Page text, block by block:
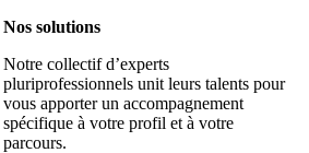
Nos solutions
Notre collectif d’experts
pluriprofessionnels unit leurs talents pour
vous apporter un accompagnement
spécifique à votre profil et à votre
parcours.